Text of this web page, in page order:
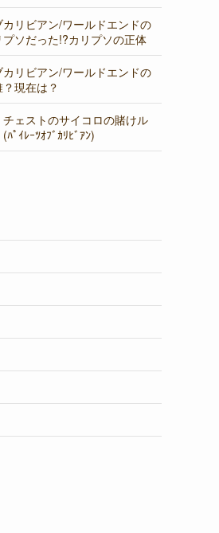
リビアン/ワールドエンドの
ソだった!?カリプソの正体
リビアン/ワールドエンドの
現在は？
ェストのサイコロの賭けル
ﾟｲﾚｰﾂｵﾌﾞｶﾘﾋﾞｱﾝ)